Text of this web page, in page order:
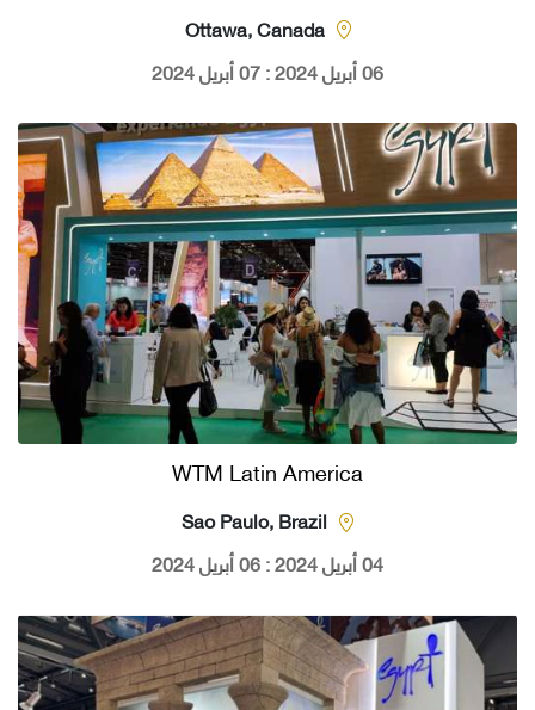
Ottawa, Canada
06 أبريل 2024 : 07 أبريل 2024
WTM Latin America
Sao Paulo, Brazil
04 أبريل 2024 : 06 أبريل 2024